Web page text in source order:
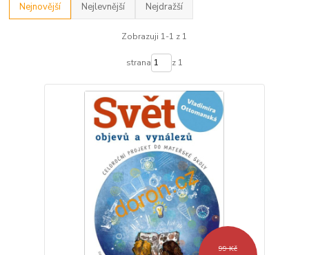
Nejnovější Nejlevnější Nejdražší
Zobrazuji 1-1 z 1
strana z 1
99 Kč